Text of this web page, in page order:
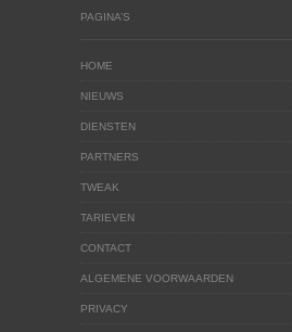
PAGINA’S
HOME
NIEUWS
DIENSTEN
PARTNERS
TWEAK
TARIEVEN
CONTACT
ALGEMENE VOORWAARDEN
PRIVACY